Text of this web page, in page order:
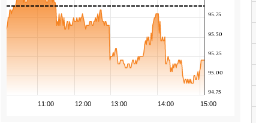
11:00 12:00 13:00 14:00 15:00
94.75
95.00
95.25
95.50
95.75